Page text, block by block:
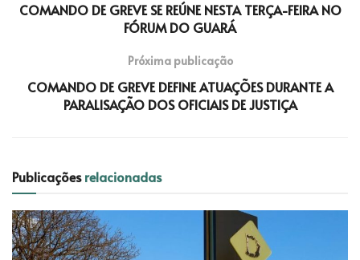
COMANDO DE GREVE SE REÚNE NESTA TERÇA-FEIRA NO
FÓRUM DO GUARÁ
Próxima publicação
COMANDO DE GREVE DEFINE ATUAÇÕES DURANTE A
PARALISAÇÃO DOS OFICIAIS DE JUSTIÇA
Publicaçõesrelacionadas